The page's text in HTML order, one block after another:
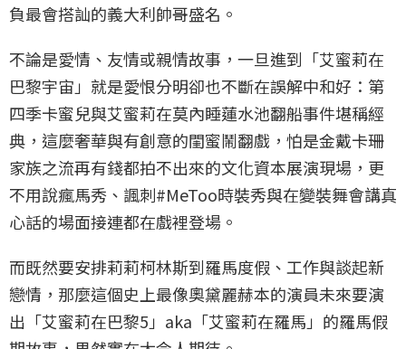
負最會搭訕的義大利帥哥盛名。
不論是愛情、友情或親情故事，一旦進到「艾蜜莉在
巴黎宇宙」就是愛恨分明卻也不斷在誤解中和好：第
四季卡蜜兒與艾蜜莉在莫內睡蓮水池翻船事件堪稱經
典，這麼奢華與有創意的閨蜜鬧翻戲，怕是金戴卡珊
家族之流再有錢都拍不出來的文化資本展演現場，更
不用說瘋馬秀、諷刺#MeToo時裝秀與在變裝舞會講真
心話的場面接連都在戲裡登場。
而既然要安排莉莉柯林斯到羅馬度假、工作與談起新
戀情，那麼這個史上最像奧黛麗赫本的演員未來要演
出「艾蜜莉在巴黎5」aka「艾蜜莉在羅馬」的羅馬假